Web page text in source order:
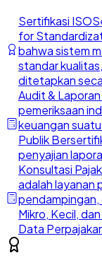
Sertifikasi ISO
for
bahwa sistem
standar
ditetapkan
Audit &
pemeriksaan
keuangan
Publik
penyajian
Konsultasi
adalah layanan
pendampingan,
Mikro, Kecil,
Data